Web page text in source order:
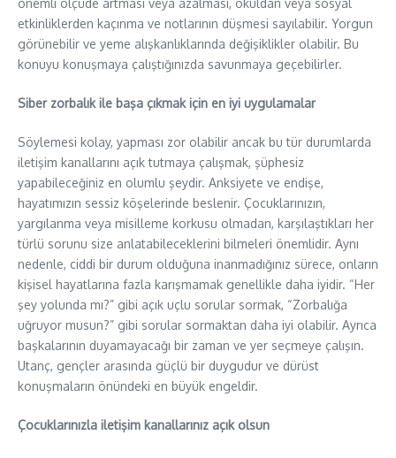
etkinliklerden kaçınma ve notlarının düşmesi sayılabilir. Yorgun
görünebilir ve yeme alışkanlıklarında değişiklikler olabilir. Bu
konuyu konuşmaya çalıştığınızda savunmaya geçebilirler.
Siber zorbalık ile başa çıkmak için en iyi uygulamalar
Söylemesi kolay, yapması zor olabilir ancak bu tür durumlarda
iletişim kanallarını açık tutmaya çalışmak, şüphesiz
yapabileceğiniz en olumlu şeydir. Anksiyete ve endişe,
hayatımızın sessiz köşelerinde beslenir. Çocuklarınızın,
yargılanma veya misilleme korkusu olmadan, karşılaştıkları her
türlü sorunu size anlatabileceklerini bilmeleri önemlidir. Aynı
nedenle, ciddi bir durum olduğuna inanmadığınız sürece, onların
kişisel hayatlarına fazla karışmamak genellikle daha iyidir. “Her
şey yolunda mı?” gibi açık uçlu sorular sormak, “Zorbalığa
uğruyor musun?” gibi sorular sormaktan daha iyi olabilir. Ayrıca
başkalarının duyamayacağı bir zaman ve yer seçmeye çalışın.
Utanç, gençler arasında güçlü bir duygudur ve dürüst
konuşmaların önündeki en büyük engeldir.
Çocuklarınızla iletişim kanallarınız açık olsun